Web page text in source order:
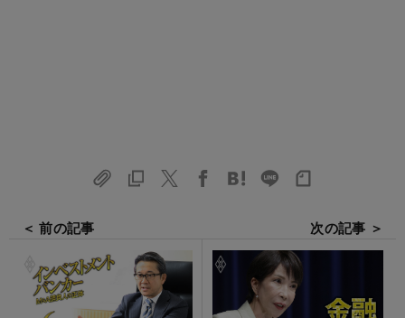
＜ 前の記事 次の記事 ＞